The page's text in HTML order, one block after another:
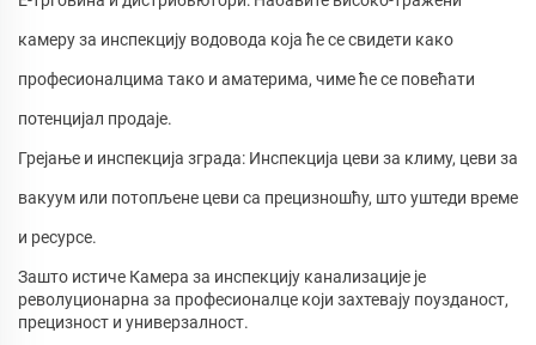
камеру за инспекцију водовода која ће се свидети како
професионалцима тако и аматерима, чиме ће се повећати
потенцијал продаје.
Грејање и инспекција зграда: Инспекција цеви за климу, цеви за
вакуум или потопљене цеви са прецизношћу, што уштеди време
и ресурсе.
Зашто истиче Камера за инспекцију канализације је
револуционарна за професионалце који захтевају поузданост,
прецизност и универзалност.